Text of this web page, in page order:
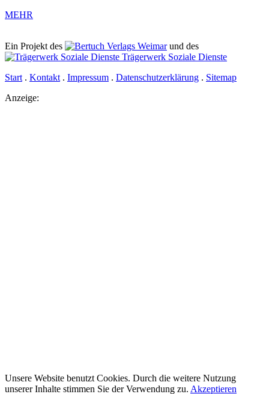
MEHR
Ein Projekt des Verlags Weimarund des
Trägerwerk Soziale Dienste
Start . Kontakt . Impressum . Datenschutz­erklärung . Sitemap
Anzeige:
Unsere Website benutzt Cookies. Durch die weitere Nutzung
unserer Inhalte stimmen Sie der Verwendung zu. Akzeptieren